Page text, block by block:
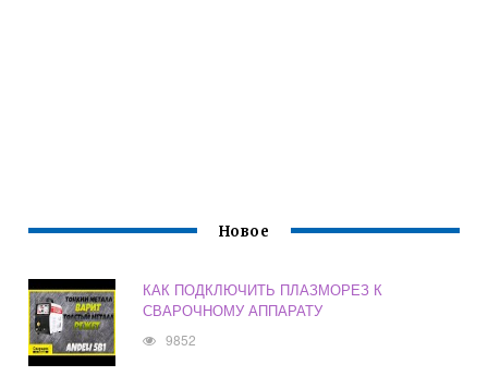
Новое
КАК ПОДКЛЮЧИТЬ ПЛАЗМОРЕЗ К
СВАРОЧНОМУ АППАРАТУ
9852